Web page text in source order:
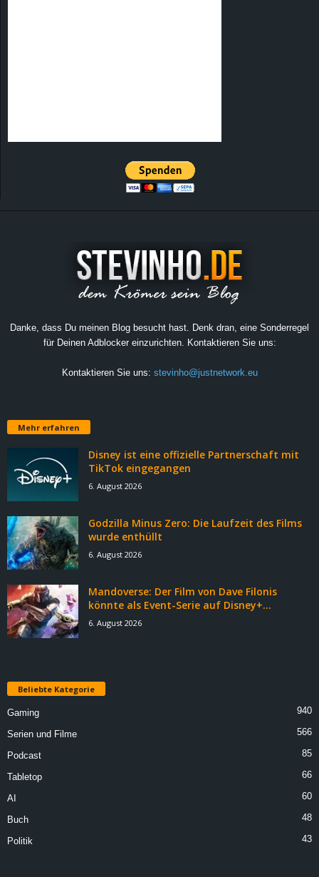
Danke, dass Du meinen Blog besucht hast. Denk dran, eine Sonderregel
für Deinen Adblocker einzurichten. Kontaktieren Sie uns:
Kontaktieren Sie uns: stevinho@justnetwork.eu
Mehr erfahren
Disney ist eine offizielle Partnerschaft mit
TikTok eingegangen
6. August 2026
Godzilla Minus Zero: Die Laufzeit des Films
wurde enthüllt
6. August 2026
Mandoverse: Der Film von Dave Filonis
könnte als Event-Serie auf Disney+...
6. August 2026
Beliebte Kategorie
Gaming 940
Serien und Filme 566
Podcast 85
Tabletop 66
AI 60
Buch 48
Politik 43